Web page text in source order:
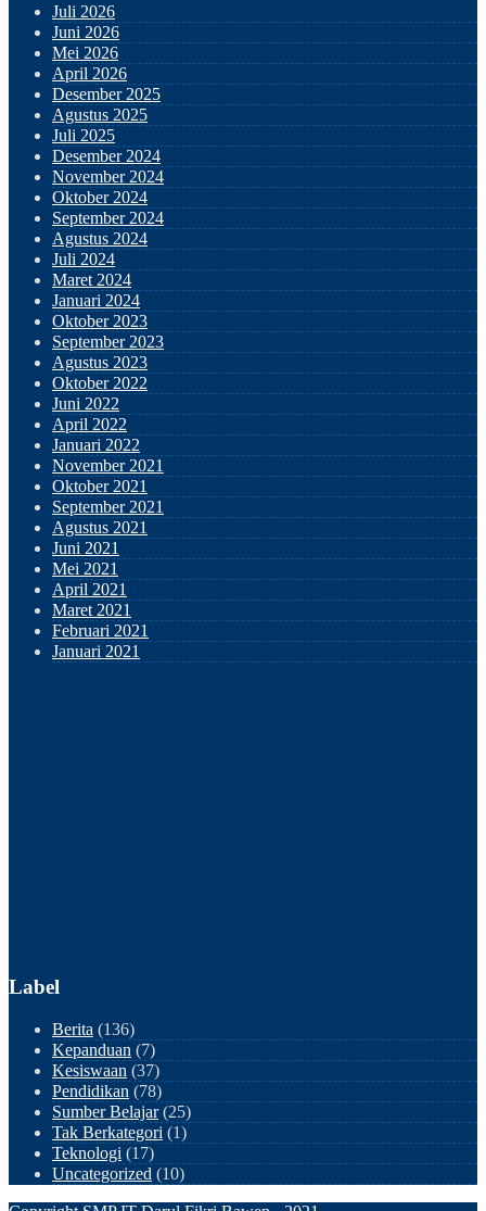
Juli 2026
Juni 2026
Mei 2026
April 2026
Desember 2025
Agustus 2025
Juli 2025
Desember 2024
November 2024
Oktober 2024
September 2024
Agustus 2024
Juli 2024
Maret 2024
Januari 2024
Oktober 2023
September 2023
Agustus 2023
Oktober 2022
Juni 2022
April 2022
Januari 2022
November 2021
Oktober 2021
September 2021
Agustus 2021
Juni 2021
Mei 2021
April 2021
Maret 2021
Februari 2021
Januari 2021
Label
Berita (136)
Kepanduan (7)
Kesiswaan (37)
Pendidikan (78)
Sumber Belajar(25)
Tak Berkategori (1)
Teknologi (17)
Uncategorized (10)